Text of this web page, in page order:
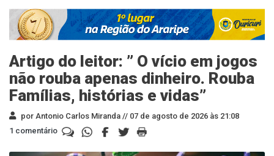
Artigo do leitor: ” O vício em jogos
não rouba apenas dinheiro. Rouba
Famílias, histórias e vidas”
por Antonio Carlos Miranda // 07 de agosto de 2026 às 21:08
1 comentário